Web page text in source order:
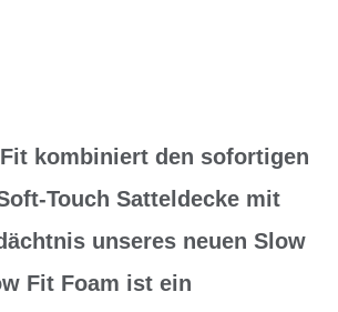
kombiniert den sofortigen
Touch Satteldecke mit
unseres neuen Slow
Fit Foam ist ein